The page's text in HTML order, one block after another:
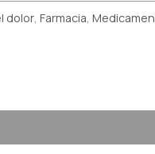
dolor, Farmacia,